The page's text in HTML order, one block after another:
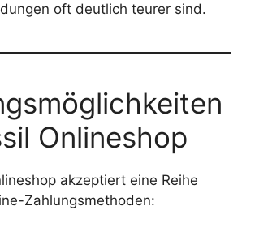
oft deutlich teurer sind.
Onlineshop
akzeptiert eine Reihe
Zahlungsmethoden: